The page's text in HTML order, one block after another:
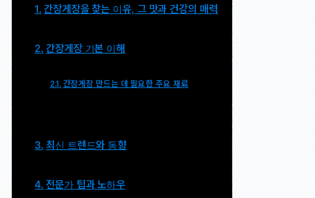
간장게장을 찾는 이유, 그 맛과 건강의 매력
간장게장 기본 이해
간장게장 만드는 데 필요한 주요 재료
최신 트렌드와 동향
전문가 팁과 노하우